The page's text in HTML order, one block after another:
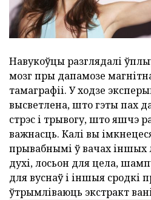
Навукоўцы разглядалі
мозг пры дапамозе
тамаграфіі. У ходзе
высветлена, што гэты пах
стрэс і трывогу, што яшчэ
важнасць. Калі вы
прывабнымі ў вачах іншых
духі, лосьон для цела,
для вуснаў і іншыя сродкі
ўтрымліваюць экстракт